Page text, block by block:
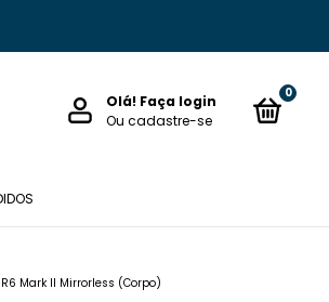
Olá! Faça login
Ou cadastre-se
0
Mark II Mirrorless (Corpo)